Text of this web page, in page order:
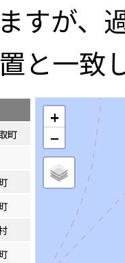
すが、
と一致
町
+
−